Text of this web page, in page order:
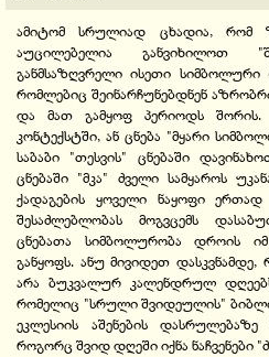
ამიტომ სრულიად ცხადია, რომ
აუცილებელია განვიხილოთ
განმსაზღვრელი ისეთი სიმბოლური
რომლებიც შეინარჩუნებდნენ
და მათ გამყოფ პერიოდს
კონტექსტში, ან ცნება "მყარი
საბაბი "თესვის" ცნებაში
ცნებაში "მკა" ძველი სამყაროს
ქადაგების ყოველი ნაყოფი ერთად
შესაძლებლობას მოგვცემს
ცნებათა სიმბოლურობა დროის
განყოფს. ანუ მივიდეთ
არა ბუკვალურ კალენდრულ
რომელიც "სრული შვიდეულის"
ეკლესიის აშენების
როგორც შვიდ დღეში იქნა ნაჩვენები